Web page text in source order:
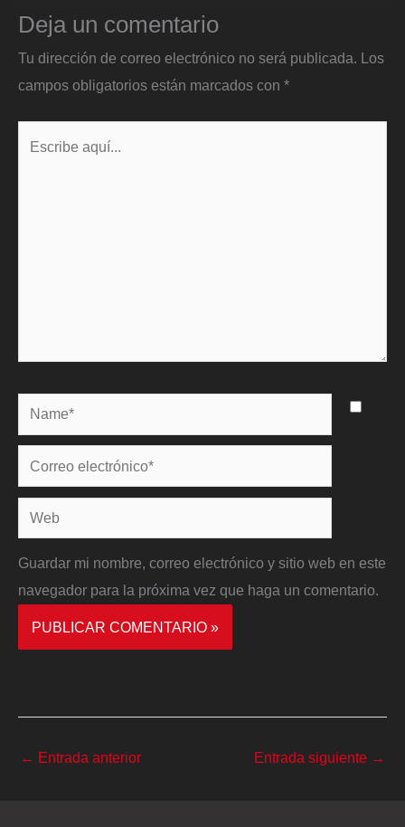
Deja un comentario
Tu dirección de correo electrónico no será publicada. Los
campos obligatorios están marcados con *
Name*
Correo
electrónico*
Web
Guardar mi nombre, correo electrónico y sitio web en este
navegador para la próxima vez que haga un comentario.
← Entrada anterior Entrada siguiente →